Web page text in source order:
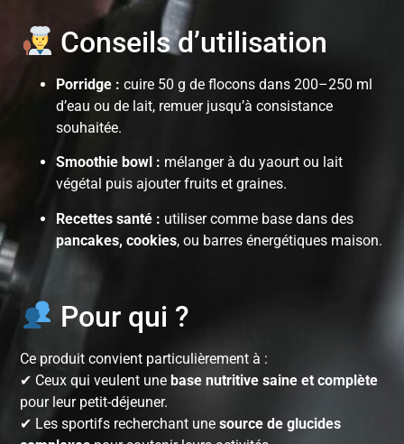
Conseils d’utilisation
Porridge : cuire 50 g de flocons dans 200–250 ml
d’eau ou de lait, remuer jusqu’à consistance
souhaitée.
Smoothie bowl : mélanger à du yaourt ou lait
végétal puis ajouter fruits et graines.
Recettes santé : utiliser comme base dans des
pancakes, cookies, ou barres énergétiques maison.
Pour qui ?
Ce produit convient particulièrement à :
✔ Ceux qui veulent unebase nutritive saine et complète
pour leur petit-déjeuner.
✔ Les sportifs recherchant unesource de glucides